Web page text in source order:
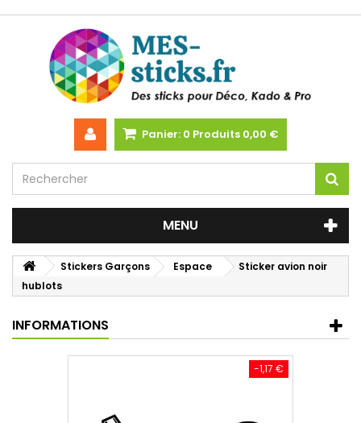
Panier: 0 Produits 0,00 €
MENU
Stickers Garçons Espace
Sticker avion noir
hublots
INFORMATIONS
-1,17 €